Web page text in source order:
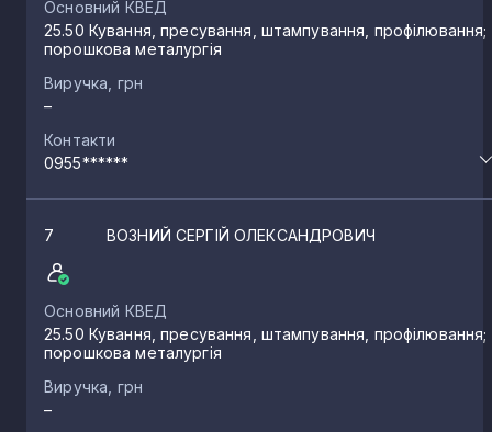
Основний КВЕД
25.50 Кування, пресування, штампування, профілювання;
порошкова металургія
Виручка, грн
–
Контакти
0955******
7 ВОЗНИЙ СЕРГІЙ ОЛЕКСАНДРОВИЧ
Основний КВЕД
25.50 Кування, пресування, штампування, профілювання;
порошкова металургія
Виручка, грн
–